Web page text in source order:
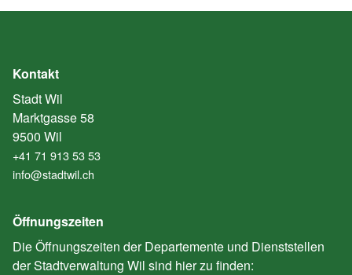
Kontakt
Stadt Wil
Marktgasse 58
9500 Wil
+41 71 913 53 53
info@stadtwil.ch
Öffnungszeiten
Die Öffnungszeiten der Departemente und Dienststellen
der Stadtverwaltung Wil sind hier zu finden: